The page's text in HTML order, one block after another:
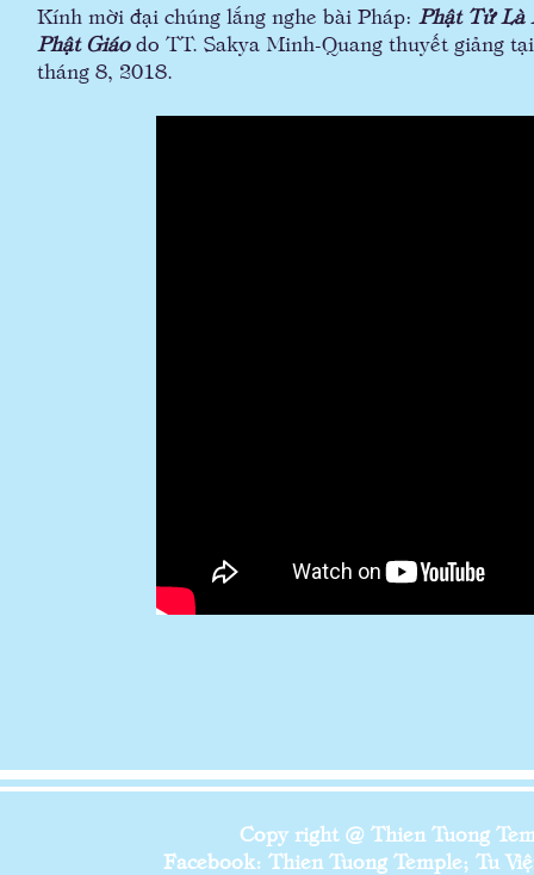
Kính mời đại chúng lắng nghe bài Pháp: Phật Tử Là
Phật Giáodo TT. Sakya Minh-Quang thuyết giảng
tháng 8, 2018.
Copy right @ Thien Tuong
Facebook: Thien Tuong Temple; Tu